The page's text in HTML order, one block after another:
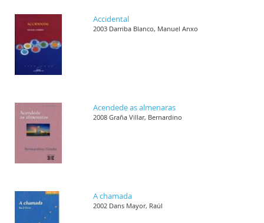
Accidental
2003 Darriba Blanco, Manuel Anxo
Acendede as almenaras
2008 Graña Villar, Bernardino
A chamada
2002 Dans Mayor, Raúl